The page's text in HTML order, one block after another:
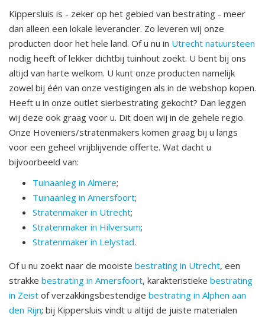
Kippersluis is - zeker op het gebied van bestrating - meer
dan alleen een lokale leverancier. Zo leveren wij onze
producten door het hele land. Of u nu in Utrecht natuursteen
nodig heeft of lekker dichtbij tuinhout zoekt. U bent bij ons
altijd van harte welkom. U kunt onze producten namelijk
zowel bij één van onze vestigingen als in de webshop kopen.
Heeft u in onze outlet sierbestrating gekocht? Dan leggen
wij deze ook graag voor u. Dit doen wij in de gehele regio.
Onze Hoveniers/stratenmakers komen graag bij u langs
voor een geheel vrijblijvende offerte. Wat dacht u
bijvoorbeeld van:
Tuinaanleg in Almere;
Tuinaanleg in Amersfoort;
Stratenmaker in Utrecht;
Stratenmaker in Hilversum;
Stratenmaker in Lelystad.
Of u nu zoekt naar de mooiste bestrating in Utrecht, een
strakke bestrating in Amersfoort, karakteristieke bestrating
in Zeist of verzakkingsbestendige bestrating in Alphen aan
den Rijn; bij Kippersluis vindt u altijd de juiste materialen